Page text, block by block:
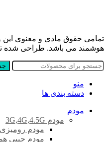
تمامی حقوق مادی و معنوی
هوشمند می باشد. طراحی شده
منو
دسته بندی ها
مودم
مودم 3G,4G,4.5G
مودم رومیزی
مودم جیبی